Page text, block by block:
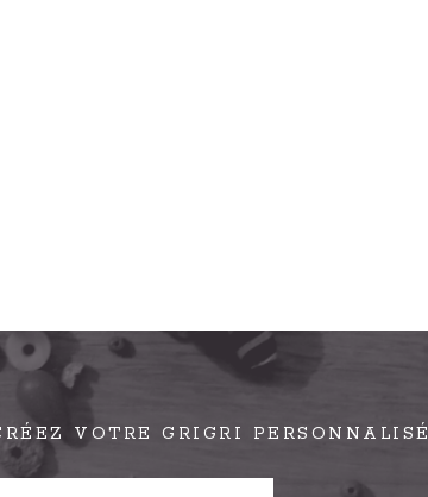
VOTRE GRIGRI PERSONNALISÉ